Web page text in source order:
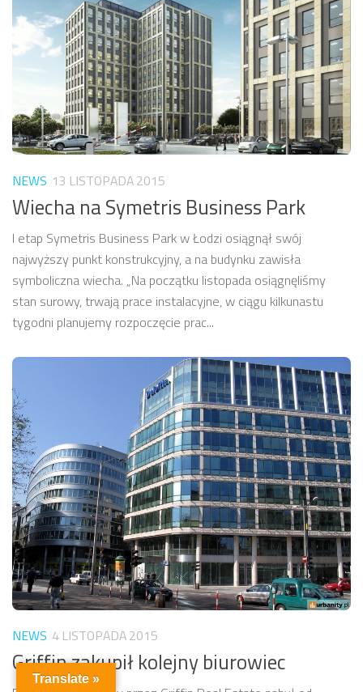
NEWS 13 LISTOPADA 2015
Wiecha na Symetris Business Park
I etap Symetris Business Park w Łodzi osiągnął swój
najwyższy punkt konstrukcyjny, a na budynku zawisła
symboliczna wiecha. „Na początku listopada osiągnęliśmy
stan surowy, trwają prace instalacyjne, w ciągu kilkunastu
tygodni planujemy rozpoczęcie prac...
NEWS 4 LISTOPADA 2015
Griffin zakupił kolejny biurowiec
Translate »